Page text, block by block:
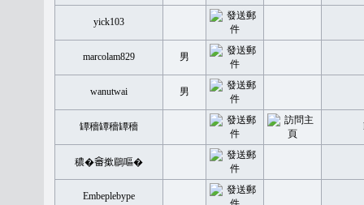
yick103
marcolam829 男
wanutwai 男
罈穡罈穡罈穡
穠�𤲞撳鶥嘔�
Embeplebype